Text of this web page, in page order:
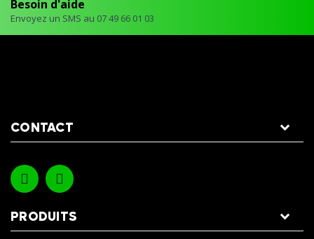
Besoin d'aide
Envoyez un SMS au 07 49 66 01 03
CONTACT
PRODUITS